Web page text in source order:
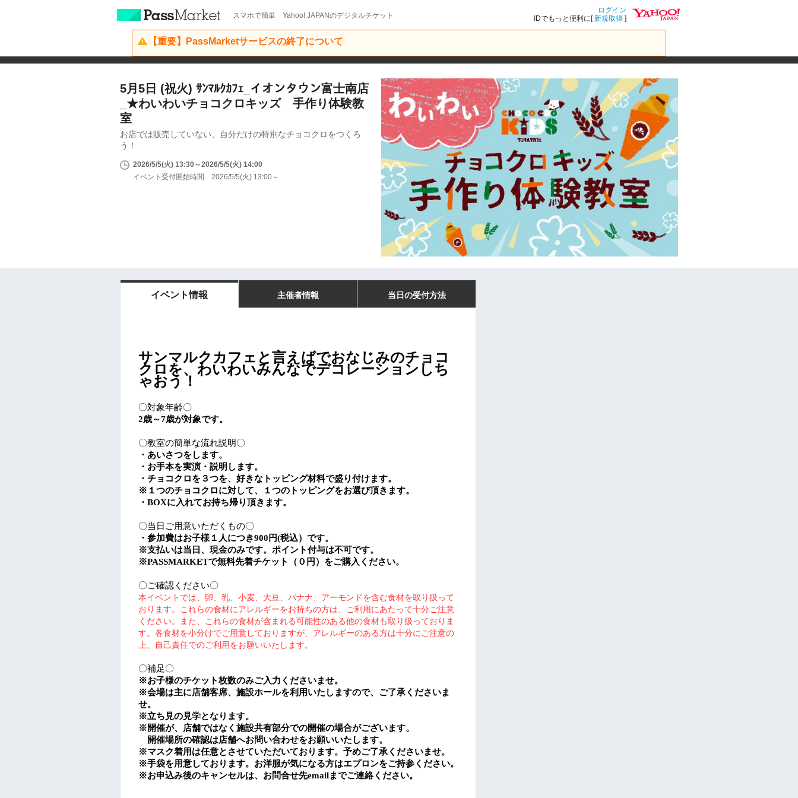
スマホで簡単 Yahoo! JAPANのデジタルチケット
ログイン
IDでもっと便利に[新規取得 ]
【重要】PassMarketサービスの終了について
5月5日 (祝火) ｻﾝﾏﾙｸｶﾌｪ_イオンタウン富士南店
_★わいわいチョコクロキッズ 手作り体験教
室
お店では販売していない、自分だけの特別なチョコクロをつくろ
う！
2026/5/5(火) 13:30～2026/5/5(火) 14:00
イベント受付開始時間 2026/5/5(火) 13:00～
イベント情報 主催者情報 当日の受付方法
サンマルクカフェと言えばでおなじみのチョコ
クロを、わいわいみんなでデコレーションしち
ゃおう！
〇対象年齢〇
2歳～7歳が対象です。
〇教室の簡単な流れ説明〇
・あいさつをします。
・お手本を実演・説明します。
・チョコクロを３つを、好きなトッピング材料で盛り付けます。
※１つのチョコクロに対して、１つのトッピングをお選び頂きます。
・BOXに入れてお持ち帰り頂きます。
〇当日ご用意いただくもの〇
・参加費はお子様１人につき900 円(税込）です。
※支払いは当日、現金のみです。ポイント付与は不可です。
※PASSMARKETで無料先着チケット（０円）をご購入ください。
〇ご確認ください〇
本イベントでは、卵、乳、小麦、大豆、バナナ、アーモンドを含む食材を取り扱って
おります。これらの食材にアレルギーをお持ちの方は、ご利用にあたって十分ご注意
ください。
また、これらの食材が含まれる可能性のある他の食材も取り扱っておりま
す。各食材を小分けでご用意しておりますが、アレルギーのある方は十分にご注意の
上、自己責任でのご利用をお願いいたします。
〇補足〇
※お子様のチケット枚数のみご入力くださいませ。
※会場は主に店舗客席、施設ホールを利用いたしますので、ご了承くださいま
せ。
※立ち見の見学となります。
※開催が、店舗ではなく施設共有部分での開催の場合がございます。
開催場所の確認は店舗へお問い合わせをお願いいたします。
※マスク着用は任意とさせていただいております。予めご了承くださいませ。
※手袋を用意しております。お洋服が気になる方はエプロンをご持参ください。
※お申込み後のキャンセルは、お問合せ先emailまでご連絡ください。